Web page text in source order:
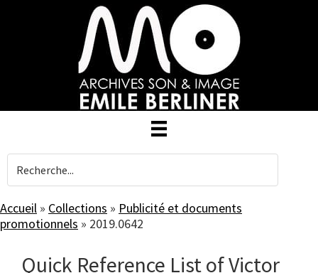
Accueil » Collections » Publicité et documents
promotionnels » 2019.0642
Quick Reference List of Victor